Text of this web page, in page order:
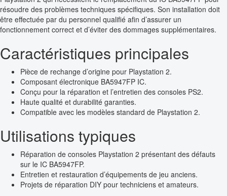
résoudre des problèmes techniques spécifiques. Son installation doit
être effectuée par du personnel qualifié afin d’assurer un
fonctionnement correct et d’éviter des dommages supplémentaires.
Caractéristiques principales
Pièce de rechange d’origine pour Playstation 2.
Composant électronique BA5947FP IC.
Conçu pour la réparation et l’entretien des consoles PS2.
Haute qualité et durabilité garanties.
Compatible avec les modèles standard de Playstation 2.
Utilisations typiques
Réparation de consoles Playstation 2 présentant des défauts
sur le IC BA5947FP.
Entretien et restauration d’équipements de jeu anciens.
Projets de réparation DIY pour techniciens et amateurs.